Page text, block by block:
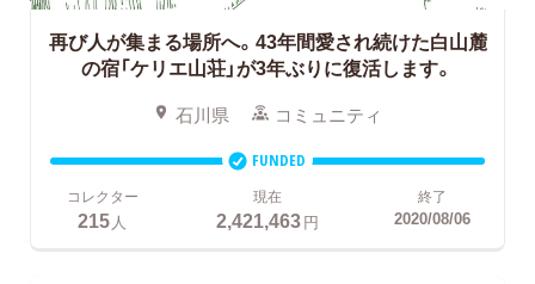
再び人が集まる場所へ。43年間愛され続けた白山麓
の宿「ケリエ山荘」が3年ぶりに復活します。
石川県 コミュニティ
FUNDED
コレクター
215 人
現在
2,421,463円
終了
2020/08/06